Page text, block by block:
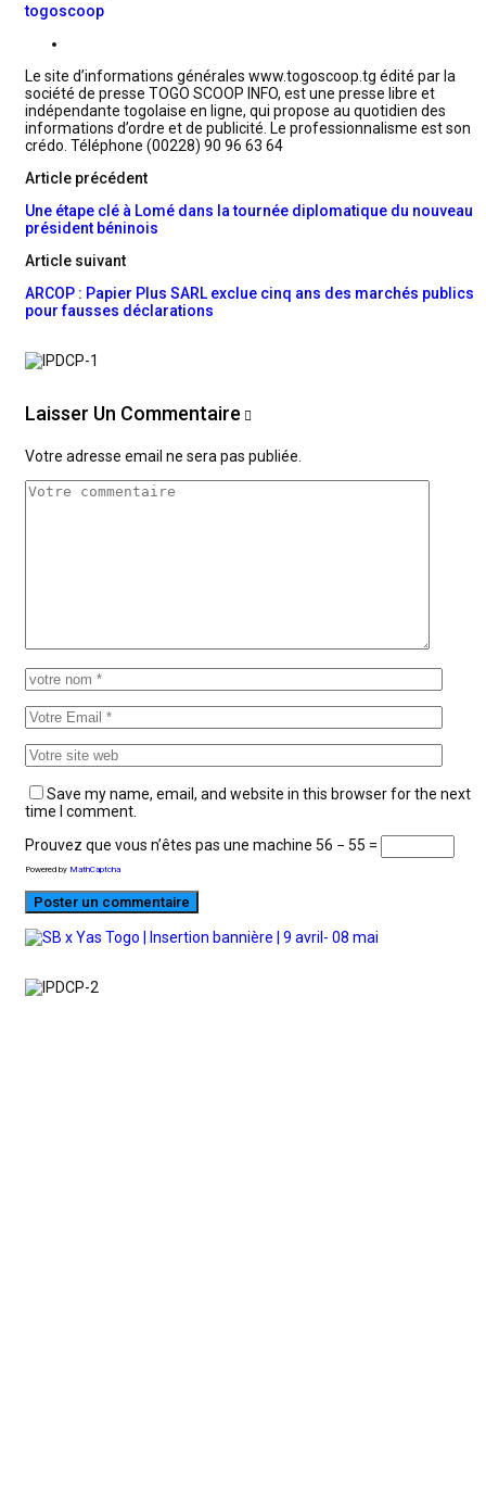
togoscoop
Le site d’informations générales www.togoscoop.tg édité par la
société de presse TOGO SCOOP INFO, est une presse libre et
indépendante togolaise en ligne, qui propose au quotidien des
informations d’ordre et de publicité. Le professionnalisme est son
crédo. Téléphone (00228) 90 96 63 64
Article précédent
Une étape clé à Lomé dans la tournée diplomatique du nouveau
président béninois
Article suivant
ARCOP : Papier Plus SARL exclue cinq ans des marchés publics
pour fausses déclarations
Laisser Un Commentaire
Votre adresse email ne sera pas publiée.
Save my name, email, and website in this browser for the next
time I comment.
Prouvez que vous n’êtes pas une machine 56 − 55 =
Powered by MathCaptcha